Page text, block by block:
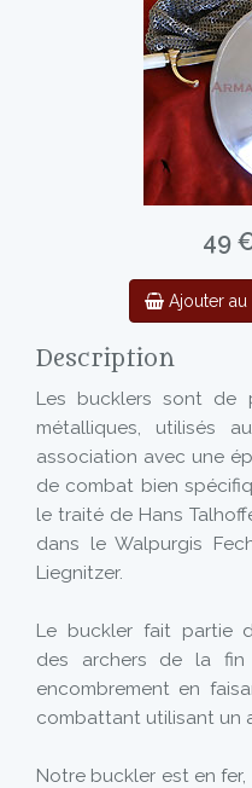
49
Ajouter au
Description
Les bucklers sont de
métalliques, utilisés
association avec une
de combat bien
le traité de Hans
dans le Walpurgis
Liegnitzer.
Le buckler fait partie
des archers de la fin
encombrement en
combattant utilisant un
Notre buckler est en